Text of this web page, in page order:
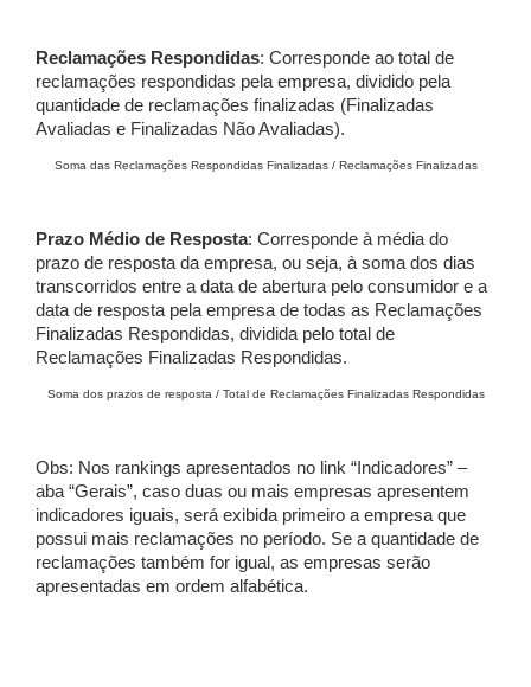
Reclamações Respondidas: Corresponde ao total de
reclamações respondidas pela empresa, dividido pela
quantidade de reclamações finalizadas (Finalizadas
Avaliadas e Finalizadas Não Avaliadas).
Soma das Reclamações Respondidas Finalizadas / Reclamações Finalizadas
Prazo Médio de Resposta: Corresponde à média do
prazo de resposta da empresa, ou seja, à soma dos dias
transcorridos entre a data de abertura pelo consumidor e a
data de resposta pela empresa de todas as Reclamações
Finalizadas Respondidas, dividida pelo total de
Reclamações Finalizadas Respondidas.
Soma dos prazos de resposta / Total de Reclamações Finalizadas Respondidas
Obs: Nos rankings apresentados no link “Indicadores” –
aba “Gerais”, caso duas ou mais empresas apresentem
indicadores iguais, será exibida primeiro a empresa que
possui mais reclamações no período. Se a quantidade de
reclamações também for igual, as empresas serão
apresentadas em ordem alfabética.